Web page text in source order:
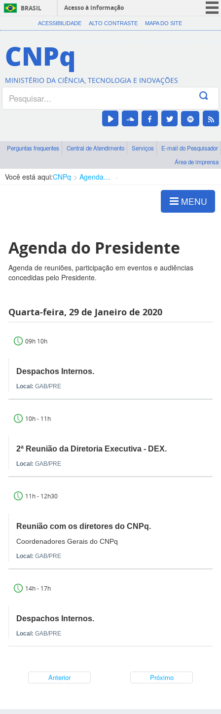
BRASIL
Acesso à informação
CORONAVÍRUS (COVID-19)
Canais
ACESSIBILIDADE ALTO CONTRASTE MAPA DO SITE
CNPq
MINISTÉRIO DA CIÊNCIA, TECNOLOGIA E INOVAÇÕES
Perguntas frequentes Central de Atendimento Serviços
E-mail do Pesquisador
Área de imprensa
Você está aqui:CNPq Agenda de autoridades
MENU
Agenda do Presidente
Agenda de reuniões, participação em eventos e audiências
concedidas pelo Presidente.
Quarta-feira, 29 de Janeiro de 2020
09h 10h
Despachos Internos.
Local: GAB/PRE
10h - 11h
2ª Reunião da Diretoria Executiva - DEX.
Local: GAB/PRE
11h - 12h30
Reunião com os diretores do CNPq.
Coordenadores Gerais do CNPq
Local: GAB/PRE
14h - 17h
Despachos Internos.
Local: GAB/PRE
Anterior Próximo